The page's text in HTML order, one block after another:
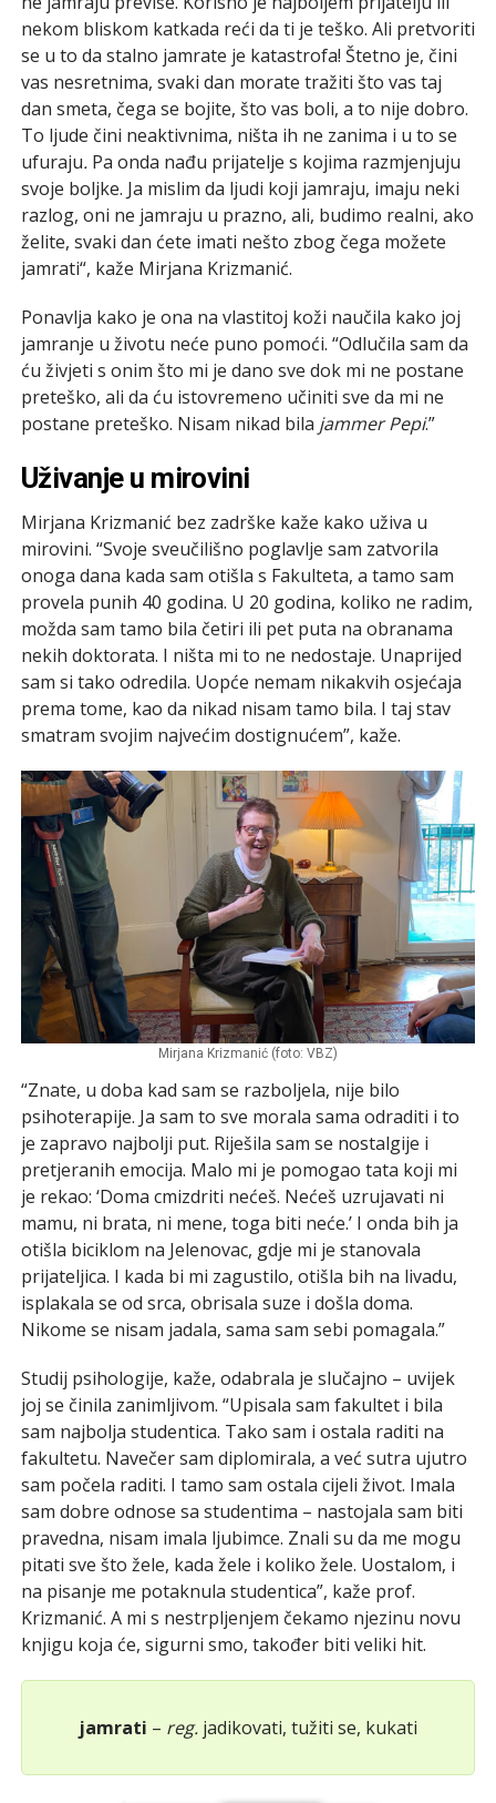
nekom bliskom katkada reći da ti je teško. Ali pretvoriti
se u to da stalno jamrate je katastrofa! Štetno je, čini
vas nesretnima, svaki dan morate tražiti što vas taj
dan smeta, čega se bojite, što vas boli, a to nije dobro.
To ljude čini neaktivnima, ništa ih ne zanima i u to se
ufuraju. Pa onda nađu prijatelje s kojima razmjenjuju
svoje boljke. Ja mislim da ljudi koji jamraju, imaju neki
razlog, oni ne jamraju u prazno, ali, budimo realni, ako
želite, svaki dan ćete imati nešto zbog čega možete
jamrati“, kaže Mirjana Krizmanić.
Ponavlja kako je ona na vlastitoj koži naučila kako joj
jamranje u životu neće puno pomoći. “Odlučila sam da
ću živjeti s onim što mi je dano sve dok mi ne postane
preteško, ali da ću istovremeno učiniti sve da mi ne
postane preteško. Nisam nikad bila jammer Pepi.”
Uživanje u mirovini
Mirjana Krizmanić bez zadrške kaže kako uživa u
mirovini. “Svoje sveučilišno poglavlje sam zatvorila
onoga dana kada sam otišla s Fakulteta, a tamo sam
provela punih 40 godina. U 20 godina, koliko ne radim,
možda sam tamo bila četiri ili pet puta na obranama
nekih doktorata. I ništa mi to ne nedostaje. Unaprijed
sam si tako odredila. Uopće nemam nikakvih osjećaja
prema tome, kao da nikad nisam tamo bila. I taj stav
smatram svojim najvećim dostignućem”, kaže.
Mirjana Krizmanić (foto: VBZ)
“Znate, u doba kad sam se razboljela, nije bilo
psihoterapije. Ja sam to sve morala sama odraditi i to
je zapravo najbolji put. Riješila sam se nostalgije i
pretjeranih emocija. Malo mi je pomogao tata koji mi
je rekao: ‘Doma cmizdriti nećeš. Nećeš uzrujavati ni
mamu, ni brata, ni mene, toga biti neće.’ I onda bih ja
otišla biciklom na Jelenovac, gdje mi je stanovala
prijateljica. I kada bi mi zagustilo, otišla bih na livadu,
isplakala se od srca, obrisala suze i došla doma.
Nikome se nisam jadala, sama sam sebi pomagala.”
Studij psihologije, kaže, odabrala je slučajno – uvijek
joj se činila zanimljivom. “Upisala sam fakultet i bila
sam najbolja studentica. Tako sam i ostala raditi na
fakultetu. Navečer sam diplomirala, a već sutra ujutro
sam počela raditi. I tamo sam ostala cijeli život. Imala
sam dobre odnose sa studentima – nastojala sam biti
pravedna, nisam imala ljubimce. Znali su da me mogu
pitati sve što žele, kada žele i koliko žele. Uostalom, i
na pisanje me potaknula studentica”, kaže prof.
Krizmanić. A mi s nestrpljenjem čekamo njezinu novu
knjigu koja će, sigurni smo, također biti veliki hit.
jamrati – reg.jadikovati, tužiti se, kukati